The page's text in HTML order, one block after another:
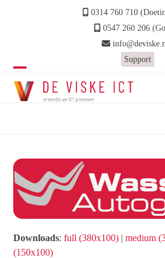
0314 760 710
0547 260 206
Support
Open
mobile
Close
mobile
Downloads:full (380x100) |medium
(150x100)